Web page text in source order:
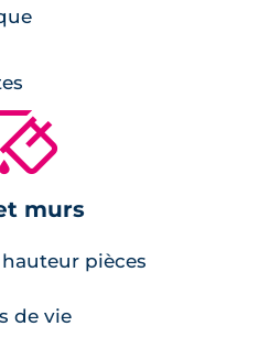
murs
pièces
de vie